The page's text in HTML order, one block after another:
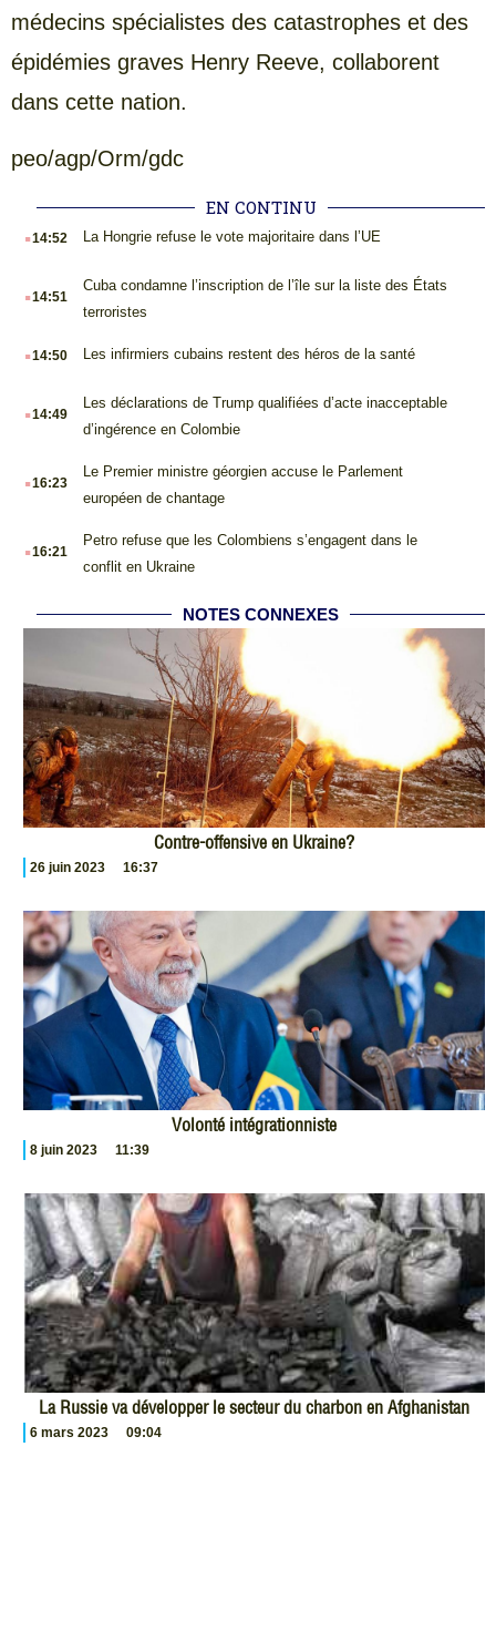
médecins spécialistes des catastrophes et des
épidémies graves Henry Reeve, collaborent
dans cette nation.
peo/agp/Orm/gdc
EN CONTINU
.14:52 La Hongrie refuse le vote majoritaire dans l’UE
.14:51
Cuba condamne l’inscription de l’île sur la liste des États
terroristes
.14:50 Les infirmiers cubains restent des héros de la santé
.14:49
Les déclarations de Trump qualifiées d’acte inacceptable
d’ingérence en Colombie
.16:23
Le Premier ministre géorgien accuse le Parlement
européen de chantage
.16:21
Petro refuse que les Colombiens s’engagent dans le
conflit en Ukraine
NOTES CONNEXES
Contre-offensive en Ukraine?
26 juin 2023 16:37
Volonté intégrationniste
8 juin 2023 11:39
La Russie va développer le secteur du charbon en Afghanistan
6 mars 2023 09:04